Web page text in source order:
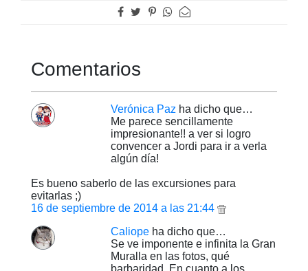
Comentarios
Verónica Paz ha dicho que…
Me parece sencillamente
impresionante!! a ver si logro
convencer a Jordi para ir a verla
algún día!
Es bueno saberlo de las excursiones para
evitarlas ;)
16 de septiembre de 2014 a las 21:44
Caliope ha dicho que…
Se ve imponente e infinita la Gran
Muralla en las fotos, qué